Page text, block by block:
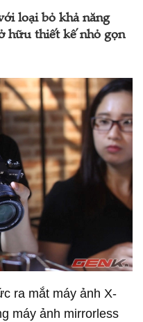
loại bỏ khả năng
hữu thiết kế nhỏ gọn
ra mắt máy ảnh X-
máy ảnh mirrorless